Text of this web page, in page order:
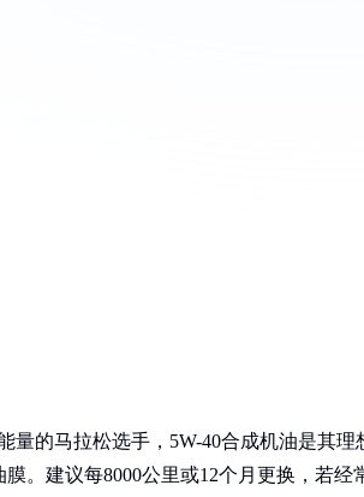
量的马拉松选手，5W-40合成机油是其
。建议每8000公里或12个月更换，若经